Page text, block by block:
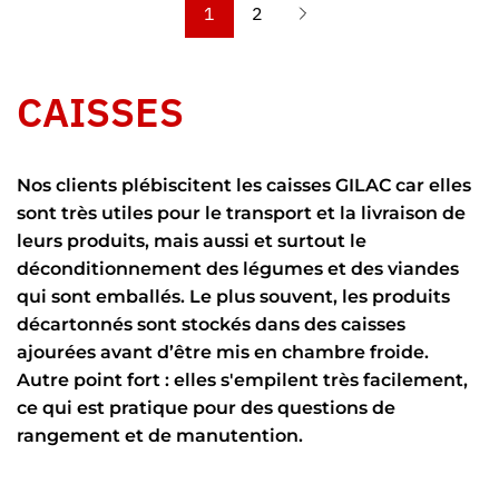
1 2
CAISSES
Nos clients plébiscitent les caisses GILAC car elles
sont très utiles pour le transport et la livraison de
leurs produits, mais aussi et surtout le
déconditionnement des légumes et des viandes
qui sont emballés. Le plus souvent, les produits
décartonnés sont stockés dans des caisses
ajourées avant d’être mis en chambre froide.
Autre point fort : elles s'empilent très facilement,
ce qui est pratique pour des questions de
rangement et de manutention.